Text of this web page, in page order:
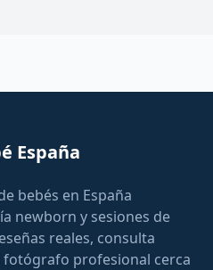
España
bebés en España
newborn y sesiones de
reales, consulta
profesional cerca